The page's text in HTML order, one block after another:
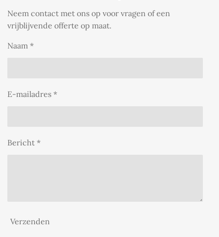
Neem contact met ons op voor vragen of een
vrijblijvende offerte op maat.
Naam *
E-mailadres *
Bericht *
Verzenden